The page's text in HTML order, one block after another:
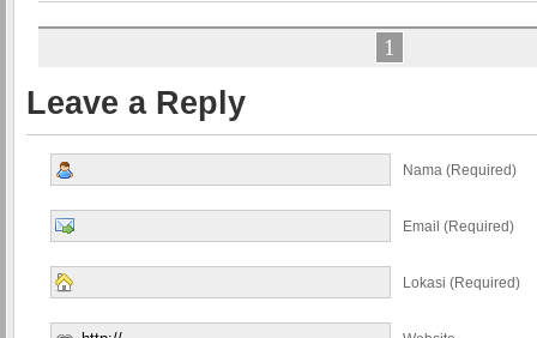
1
Leave a Reply
Nama (required)
Email (required)
Lokasi (required)